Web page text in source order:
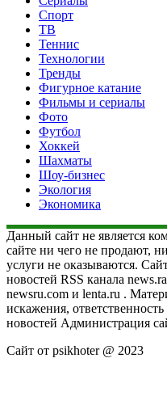
Спорт
ТВ
Теннис
Технологии
Тренды
Фигурное катание
Фильмы и сериалы
Фото
Футбол
Хоккей
Шахматы
Шоу-бизнес
Экология
Экономика
Данный сайт не является
сайте ни чего не продают,
услуги не оказываются.
новостей RSS канала
newsru.com и lenta.ru .
искажения,
новостей Администрация
Сайт от psikhoter @ 2023